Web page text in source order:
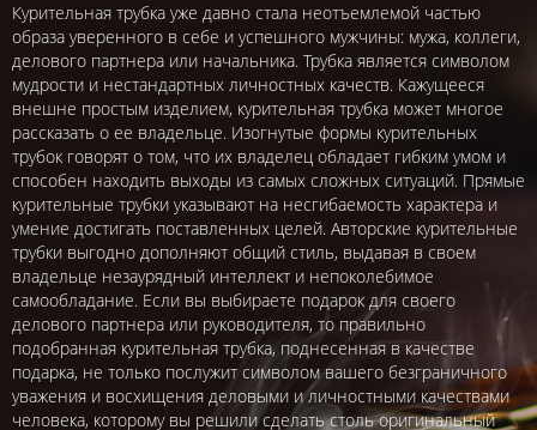
Курительная трубка уже давно стала неотъемлемой частью
образа уверенного в себе и успешного мужчины: мужа, коллеги,
делового партнера или начальника. Трубка является символом
мудрости и нестандартных личностных качеств. Кажущееся
внешне простым изделием, курительная трубка может многое
рассказать о ее владельце. Изогнутые формы курительных
трубок говорят о том, что их владелец обладает гибким умом и
способен находить выходы из самых сложных ситуаций. Прямые
курительные трубки указывают на несгибаемость характера и
умение достигать поставленных целей. Авторские курительные
трубки выгодно дополняют общий стиль, выдавая в своем
владельце незаурядный интеллект и непоколебимое
самообладание. Если вы выбираете подарок для своего
делового партнера или руководителя, то правильно
подобранная курительная трубка, поднесенная в качестве
подарка, не только послужит символом вашего безграничного
уважения и восхищения деловыми и личностными качествами
человека, которому вы решили сделать столь оригинальный